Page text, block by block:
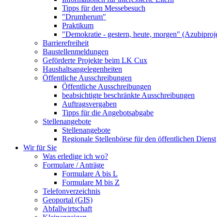
Tipps für den Messebesuch
"Drumherum"
Praktikum
"Demokratie - gestern, heute, morgen"
Barrierefreiheit
Baustellenmeldungen
Geförderte Projekte beim LK Cux
Haushaltsangelegenheiten
Öffentliche Ausschreibungen
Öffentliche Ausschreibungen
beabsichtigte beschränkte Ausschreibungen
Auftragsvergaben
Tipps für die Angebotsabgabe
Stellenangebote
Stellenangebote
Regionale Stellenbörse für den öffentlichen Dienst
Wir für Sie
Was erledige ich wo?
Formulare / Anträge
Formulare A bis L
Formulare M bis Z
Telefonverzeichnis
Geoportal (GIS)
Abfallwirtschaft